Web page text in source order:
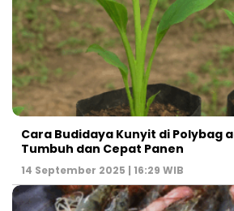
Cara Budidaya Kunyit di Polybag
Tumbuh dan Cepat Panen
14 September 2025 | 16:29 WIB